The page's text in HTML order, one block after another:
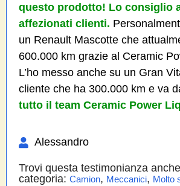
questo prodotto! Lo consiglio
affezionati clienti.
un Renault Mascotte che
600.000 km grazie al Ceramic
L’ho messo anche su un Gran
cliente che ha 300.000 km e va
tutto il team Ceramic Power
Alessandro
Trovi questa testimonianza
categoria: Camion, Meccanici, Molto